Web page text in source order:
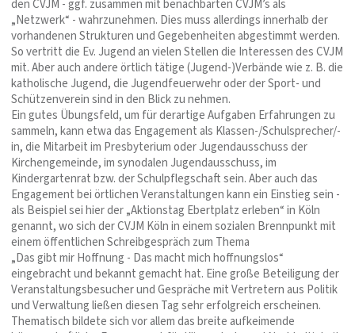
den CVJM - ggf. zusammen mit benachbarten CVJM’s als
„Netzwerk“ - wahrzunehmen. Dies muss allerdings innerhalb der
vorhandenen Strukturen und Gegebenheiten abgestimmt werden.
So vertritt die Ev. Jugend an vielen Stellen die Interessen des CVJM
mit. Aber auch andere örtlich tätige (Jugend-)Verbände wie z. B. die
katholische Jugend, die Jugendfeuerwehr oder der Sport- und
Schützenverein sind in den Blick zu nehmen.
Ein gutes Übungsfeld, um für derartige Aufgaben Erfahrungen zu
sammeln, kann etwa das Engagement als Klassen-/Schulsprecher/-
in, die Mitarbeit im Presbyterium oder Jugendausschuss der
Kirchengemeinde, im synodalen Jugendausschuss, im
Kindergartenrat bzw. der Schulpflegschaft sein. Aber auch das
Engagement bei örtlichen Veranstaltungen kann ein Einstieg sein -
als Beispiel sei hier der „Aktionstag Ebertplatz erleben“ in Köln
genannt, wo sich der CVJM Köln in einem sozialen Brennpunkt mit
einem öffentlichen Schreibgespräch zum Thema
„Das gibt mir Hoffnung - Das macht mich hoffnungslos“
eingebracht und bekannt gemacht hat. Eine große Beteiligung der
Veranstaltungsbesucher und Gespräche mit Vertretern aus Politik
und Verwaltung ließen diesen Tag sehr erfolgreich erscheinen.
Thematisch bildete sich vor allem das breite aufkeimende